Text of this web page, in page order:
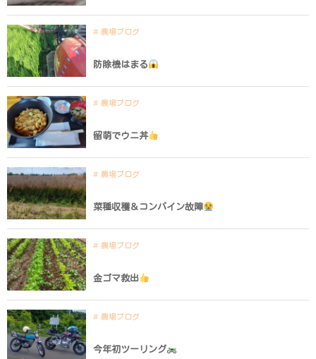
農場ブログ
防除機はまる
農場ブログ
留萌でウニ丼
農場ブログ
菜種収穫＆コンバイン故障
農場ブログ
金ゴマ救出
農場ブログ
今年初ツーリング